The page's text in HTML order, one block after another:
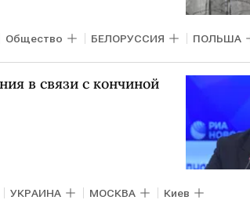
Общество БЕЛОРУССИЯ ПОЛЬША
в связи с кончиной
УКРАИНА МОСКВА Киев